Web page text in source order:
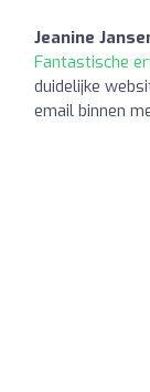
Jeanine
Fantastische
duidelijke
email binnen